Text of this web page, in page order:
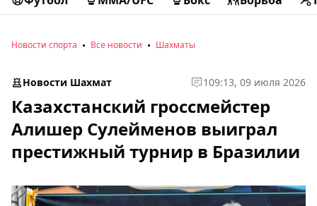
Новости спорта Все новости Шахматы
Новости Шахмат 109:13, 09 июля 2026
Казахстанский гроссмейстер
Алишер Сулейменов выиграл
престижный турнир в Бразилии